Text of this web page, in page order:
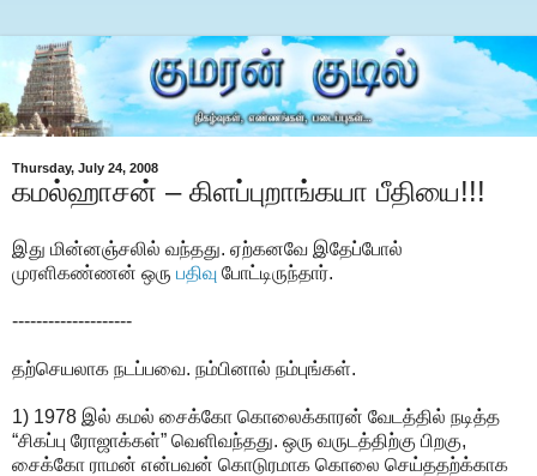
Thursday, July 24, 2008
கமல்ஹாசன் – கிளப்புறாங்கயா பீதியை!!!
இது மின்னஞ்சலில் வந்தது. ஏற்கனவே இதேப்போல்
முரளிகண்ணன் ஒரு பதிவு போட்டிருந்தார்.
--------------------
தற்செயலாக நடப்பவை. நம்பினால் நம்புங்கள்.
1) 1978 இல் கமல் சைக்கோ கொலைக்காரன் வேடத்தில் நடித்த
“சிகப்பு ரோஜாக்கள்” வெளிவந்தது. ஒரு வருடத்திற்கு பிறகு,
சைக்கோ ராமன் என்பவன் கொடுரமாக கொலை செய்ததற்க்காக